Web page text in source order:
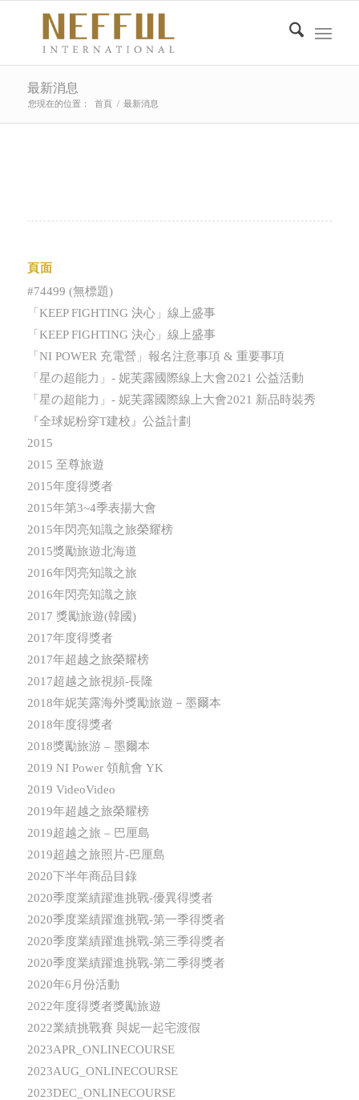
最新消息
您現在的位置： 首頁 / 最新消息
頁面
#74499 (無標題)
「KEEP FIGHTING 決心」線上盛事
「KEEP FIGHTING 決心」線上盛事
「NI POWER 充電營」報名注意事項 & 重要事項
「星の超能力」- 妮芙露國際線上大會2021 公益活動
「星の超能力」- 妮芙露國際線上大會2021 新品時裝秀
『全球妮粉穿T建校』公益計劃
2015
2015 至尊旅遊
2015年度得獎者
2015年第3~4季表揚大會
2015年閃亮知識之旅榮耀榜
2015獎勵旅遊北海道
2016年閃亮知識之旅
2016年閃亮知識之旅
2017 獎勵旅遊(韓國)
2017年度得獎者
2017年超越之旅榮耀榜
2017超越之旅視頻-長隆
2018年妮芙露海外獎勵旅遊－墨爾本
2018年度得獎者
2018獎勵旅游 – 墨爾本
2019 NI Power 領航會 YK
2019 VideoVideo
2019年超越之旅榮耀榜
2019超越之旅 – 巴厘島
2019超越之旅照片-巴厘島
2020下半年商品目錄
2020季度業績躍進挑戰-優異得獎者
2020季度業績躍進挑戰-第一季得獎者
2020季度業績躍進挑戰-第三季得獎者
2020季度業績躍進挑戰-第二季得獎者
2020年6月份活動
2022年度得獎者獎勵旅遊
2022業績挑戰賽 與妮一起宅渡假
2023APR_ONLINECOURSE
2023AUG_ONLINECOURSE
2023DEC_ONLINECOURSE